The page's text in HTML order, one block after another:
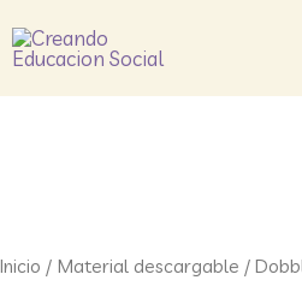
al
contenido
Inicio / Material descargable /